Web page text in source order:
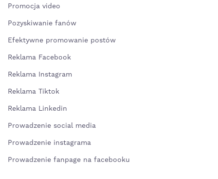
Promocja video
Pozyskiwanie fanów
Efektywne promowanie postów
Reklama Facebook
Reklama Instagram
Reklama Tiktok
Reklama Linkedin
Prowadzenie social media
Prowadzenie instagrama
Prowadzenie fanpage na facebooku